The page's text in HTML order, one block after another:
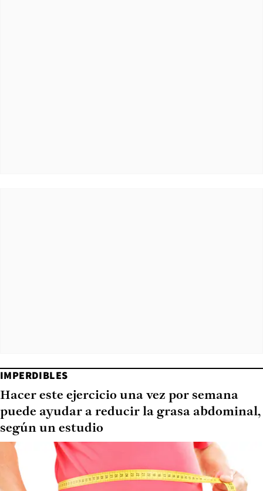
IMPERDIBLES
Hacer este ejercicio una vez por semana
puede ayudar a reducir la grasa abdominal,
según un estudio